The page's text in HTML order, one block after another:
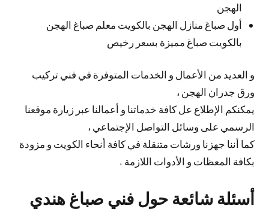
الهجن
أول صباغ منازل الهجن بالكويت معلم صباغ الهجن
بالكويت صباغ مميزة بسعر رخيص
و العديد من الأعمال و الخدمات المتوفرة في فني تركيب
ورق جدران الهجن ،
يمكنكم الإطلاع عل كافة خدماتنا و أعمالنا عبر زيارة موقعنا
الرسمي على وسائل التواصل الإجتماعي ،
كما أننا جهزنا ورشات متنقلة في كافة أنحاء الكويت و مزودة
بكافة المعظات و الأدوات اللازمة .
أسئلة شائعة حول فني صباغ هندي